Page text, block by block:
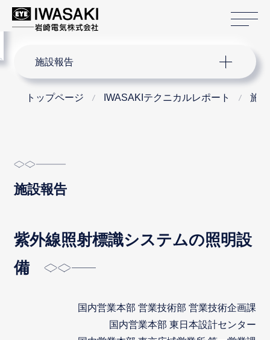
施設報告
トップページ IWASAKIテクニカルレポート 施
施設報告
紫外線照射標識システムの照明設
備
国内営業本部 営業技術部 営業技術企画課
国内営業本部 東日本設計センター
menu